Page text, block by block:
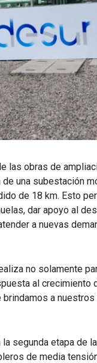
las obras de
una subestación
de 18 km. Esto
dar apoyo al
a nuevas
no solamente
al
a
segunda etapa de
de media